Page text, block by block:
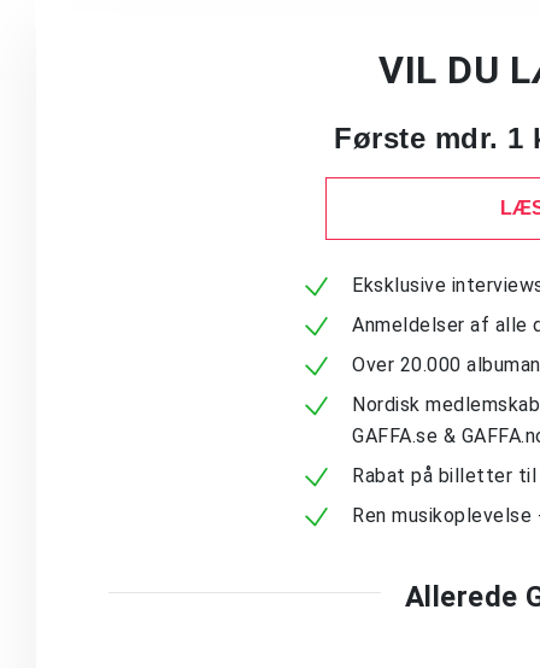
VIL DU
Første mdr.
Eksklusive
Anmeldelser af alle
Over 20.000
Nordisk
GAFFA.se &
Rabat på billetter
Ren
Allerede